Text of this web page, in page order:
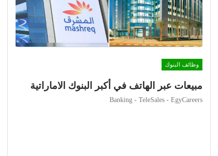
وظائف البنوك
مبيعات عبر الهاتف في أكبر البنوك الاماراتية
Banking - TeleSales - EgyCareers